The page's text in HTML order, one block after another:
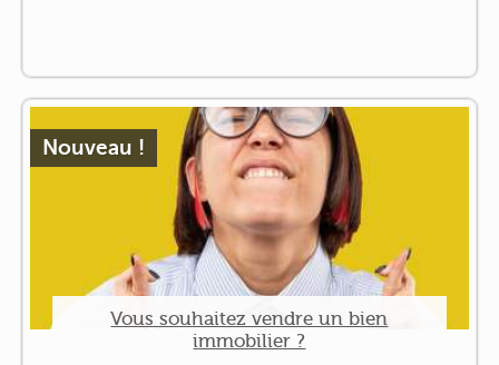
Nouveau !
Vous souhaitez vendre un bien
immobilier ?